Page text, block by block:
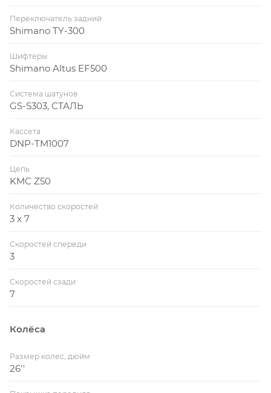
Переключатель задний
Shimano TY-300
Шифтеры
Shimano Altus EF500
Система шатунов
GS-S303, СТАЛЬ
Кассета
DNP-TM1007
Цепь
KMC Z50
Количество скоростей
3 x 7
Скоростей спереди
3
Скоростей сзади
7
Колёса
Размер колес, дюйм
26''